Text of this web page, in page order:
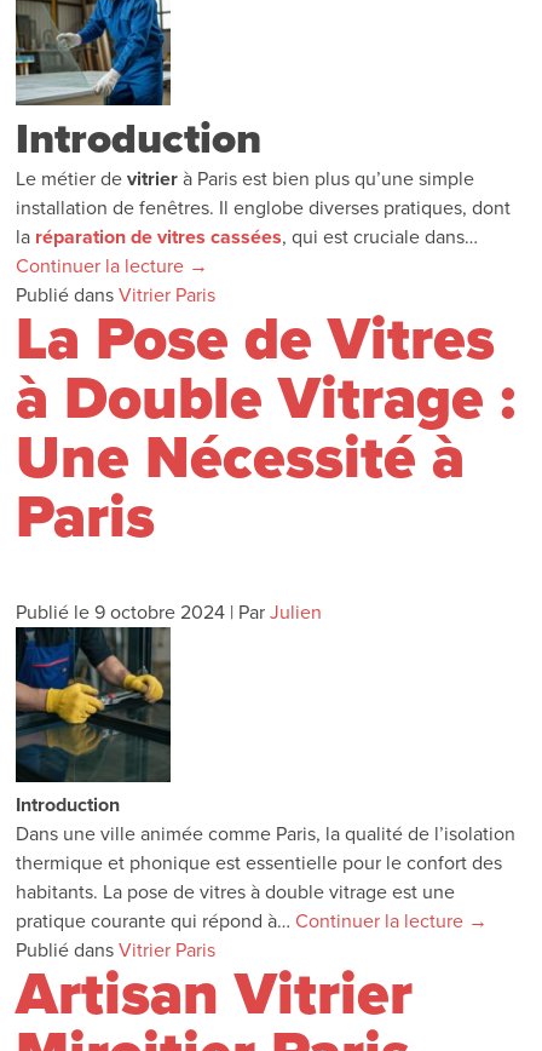
Introduction
Le métier devitrier à Paris est bien plus qu’une simple
installation de fenêtres. Il englobe diverses pratiques, dont
la réparation de vitres cassées, qui est cruciale dans…
Continuer la lecture →
Publié dans Vitrier Paris
La Pose de Vitres
à Double Vitrage :
Une Nécessité à
Paris
Publié le 9 octobre 2024 | Par Julien
Introduction
Dans une ville animée comme Paris, la qualité de l’isolation
thermique et phonique est essentielle pour le confort des
habitants. La pose de vitres à double vitrage est une
pratique courante qui répond à…Continuer la lecture →
Publié dans Vitrier Paris
Artisan Vitrier